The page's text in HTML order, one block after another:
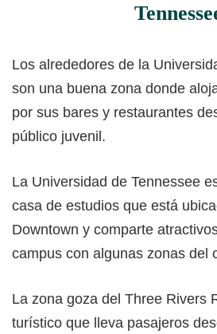
Los alrededores de la
son una buena zona donde
por sus bares y restaurantes
público juvenil.
La Universidad de Tennessee
casa de estudios que está
Downtown y comparte
campus con algunas zonas del
La zona goza del Three Rivers
turístico que lleva pasajeros